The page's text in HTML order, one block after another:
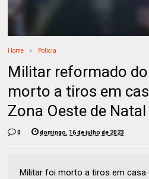
Home Policia
Militar reformado
morto a tiros em
Zona Oeste de Natal
0 domingo, 16 de julho de 2023
Militar foi morto a tiros em casa